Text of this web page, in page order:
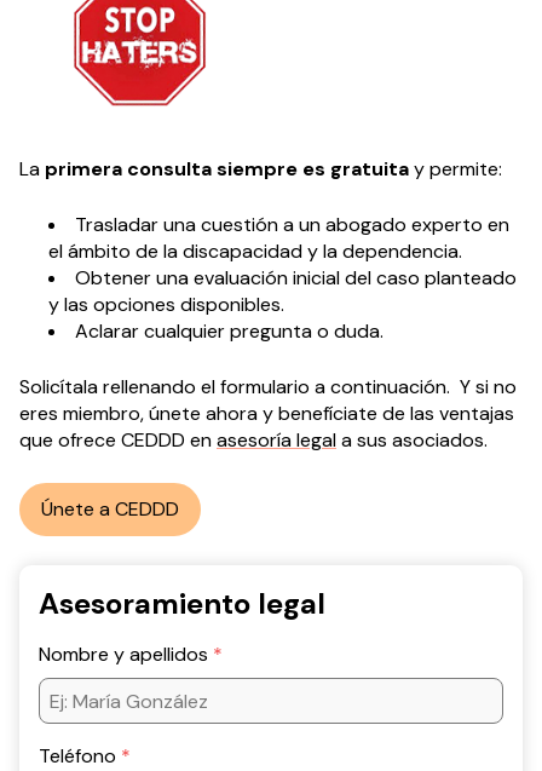
La primera consulta siempre es gratuitay permite:
Trasladar una cuestión a un abogado experto en
el ámbito de la discapacidad y la dependencia.
Obtener una evaluación inicial del caso planteado
y las opciones disponibles.
Aclarar cualquier pregunta o duda.
Solicítala rellenando el formulario a continuación. Y si no
eres miembro, únete ahora y benefíciate de las ventajas
que ofrece CEDDD enasesoría legala sus asociados.
Únete a CEDDD
Asesoramiento legal
Nombre y apellidos
Teléfono